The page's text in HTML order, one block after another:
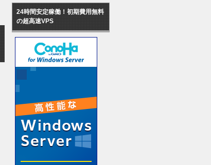
24時間安定稼働！初期費用無料
の超高速VPS